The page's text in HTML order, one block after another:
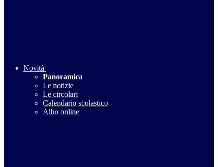
Novità
Panoramica
Le notizie
Le circolari
Calendario scolastico
Albo online